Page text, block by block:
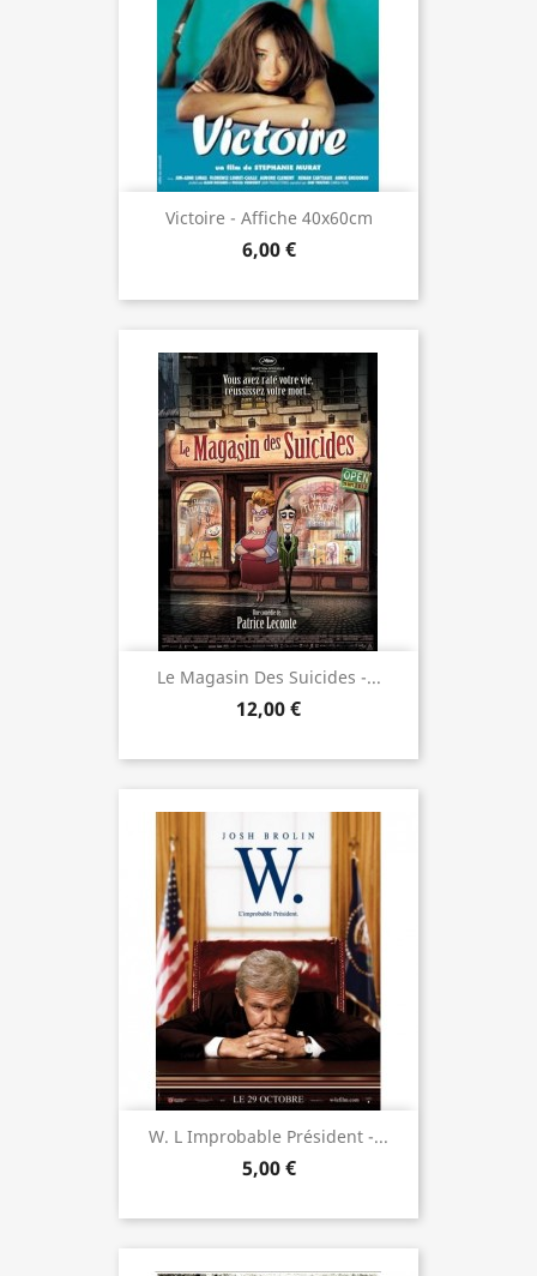
Victoire - Affiche 40x60cm
6,00 €
Le Magasin Des Suicides -...
12,00 €
W. L Improbable Président -...
5,00 €